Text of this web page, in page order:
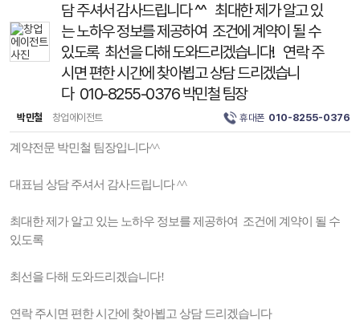
담 주셔서 감사드립니다 ^^ 최대한 제가 알고 있
는 노하우 정보를 제공하여 조건에 계약이 될 수
있도록 최선을 다해 도와드리겠습니다! 연락 주
시면 편한 시간에 찾아뵙고 상담 드리겠습니
다 010-8255-0376 박민철 팀장
박민철 창업에이전트 휴대폰 010-8255-0376
계약전문 박민철 팀장입니다^^
대표님 상담 주셔서 감사드립니다 ^^
최대한 제가 알고 있는 노하우 정보를 제공하여 조건에 계약이 될 수
있도록
최선을 다해 도와드리겠습니다!
연락 주시면 편한 시간에 찾아뵙고 상담 드리겠습니다